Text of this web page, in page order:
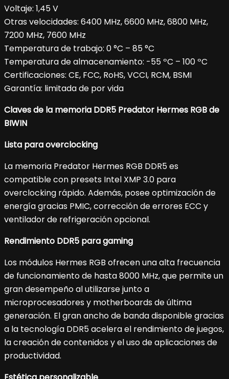
Voltaje: 1,45 V
Otras velocidades: 6400 MHz, 6600 MHz, 6800 MHz,
7200 MHz, 7600 MHz
Temperatura de trabajo: 0 °C – 85 °C
Temperatura de almacenamiento: -55 ºC – 100 ºC
Certificaciones: CE, FCC, RoHS, VCCI, RCM, BSMI
Garantía: limitada de por vida
Claves de la memoria DDR5 Predator Hermes RGB de
BIWIN
Lista para overclocking
La memoria Predator Hermes RGB DDR5 es
compatible con presets Intel XMP 3.0 para
overclocking rápido. Además, posee optimización de
energía gracias PMIC, corrección de errores ECC y
ventilador de refrigeración opcional.
Rendimiento DDR5 para gaming
Los módulos Hermes RGB ofrecen una alta frecuencia
de funcionamiento de hasta 8000 MHz, que permite un
gran desempeño al utilizarse junto a
microprocesadores y motherboards de última
generación. El gran ancho de banda disponible gracias
a la tecnología DDR5 acelera el rendimiento de juegos,
la creación de contenidos y el uso de aplicaciones de
productividad.